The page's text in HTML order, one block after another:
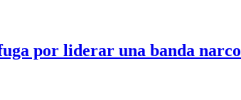
por liderar una banda narco